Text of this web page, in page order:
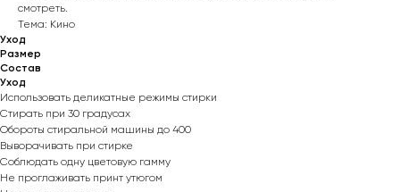
смотреть.
Тема: Кино
Уход
Размер
Состав
Уход
Использовать деликатные режимы стирки
Стирать при 30 градусах
Обороты стиральной машины до 400
Выворачивать при стирке
Соблюдать одну цветовую гамму
Не проглаживать принт утюгом